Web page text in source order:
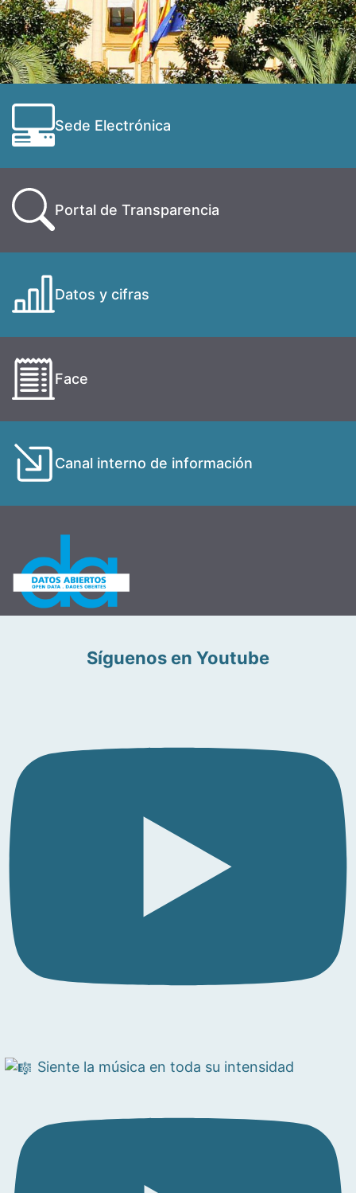
Sede Electrónica
Portal de Transparencia
Datos y cifras
Face
Canal interno de información
Síguenos en Youtube
Siente la música en toda su intensidad